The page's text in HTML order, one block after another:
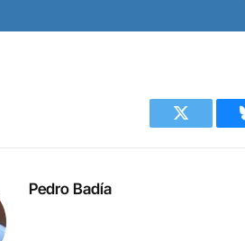
Twitter
Pedro Badía